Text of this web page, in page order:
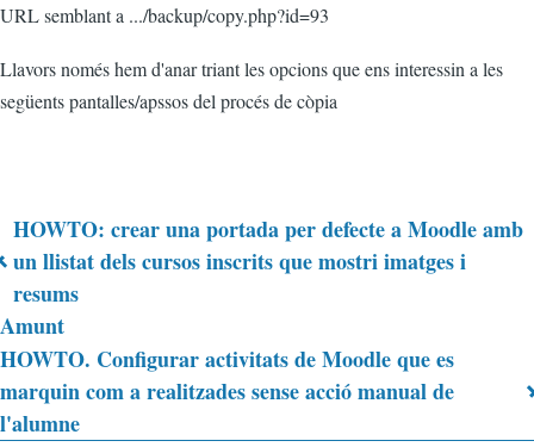
URL semblant a .../backup/copy.php?id=93
Llavors només hem d'anar triant les opcions que ens interessin a les
següents pantalles/apssos del procés de còpia
Enllaços
relacionats
de
HOWTO
Moodle:
HOWTO: crear una portada per defecte a Moodle amb
un llistat dels cursos inscrits que mostri imatges i
resums
Amunt
HOWTO. Configurar activitats de Moodle que es
marquin com a realitzades sense acció manual de
l'alumne